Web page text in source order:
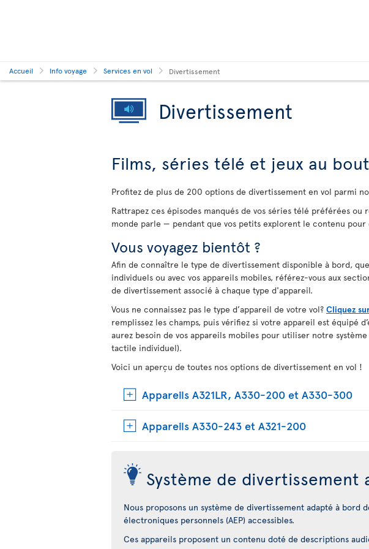
Accueil Info voyage Services en vol Divertissement
Divertissement
Films, séries télé et jeux au
Profitez de plus de 200 options de divertissement en vol parmi
Rattrapez ces épisodes manqués de vos séries télé préférées
monde parle — pendant que vos petits explorent le contenu pour
Vous voyagez bientôt ?
Afin de connaître le type de divertissement disponible à bord,
individuels ou avec vos appareils mobiles, référez-vous aux
de divertissement associé à chaque type d'appareil.
Vous ne connaissez pas le type d’appareil de votre vol? Cliquez
remplissez les champs, puis vérifiez si votre appareil est équipé
aurez besoin de vos appareils mobiles pour utiliser notre
tactile individuel).
Voici un aperçu de toutes nos options de divertissement en vol !
Appareils A321LR, A330-200 et A330-300
Appareils A330-243 et A321-200
Système de divertissement
Nous proposons un système de divertissement adapté à bord
électroniques personnels (AEP) accessibles.
Ces appareils proposent un contenu doté de descriptions